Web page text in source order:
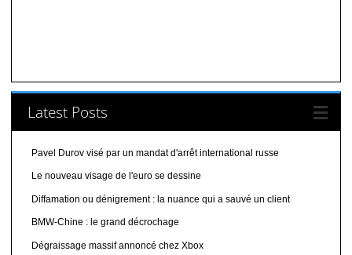
Latest Posts
Pavel Durov visé par un mandat d'arrêt international russe
Le nouveau visage de l'euro se dessine
Diffamation ou dénigrement : la nuance qui a sauvé un client
BMW-Chine : le grand décrochage
Dégraissage massif annoncé chez Xbox